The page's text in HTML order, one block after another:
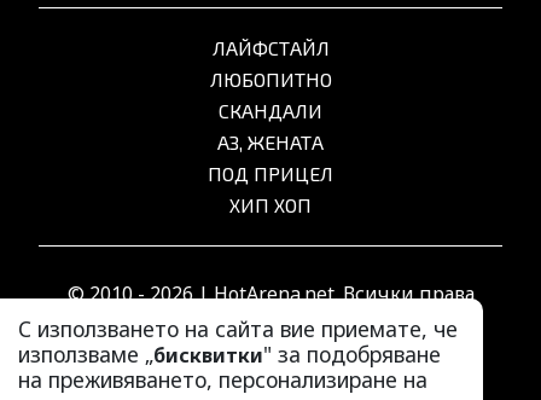
С използването на сайта вие приемате, че
използваме „бисквитки" за подобряване
на преживяването, персонализиране на
ЛАЙФСТАЙЛ
ЛЮБОПИТНО
СКАНДАЛИ
АЗ, ЖЕНАТА
ПОД ПРИЦЕЛ
ХИП ХОП
© 2010 - 2026 | HotArena.net. Всички права
запазени.
РЕКЛАМА